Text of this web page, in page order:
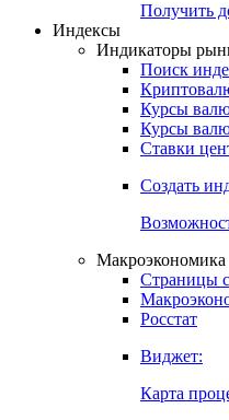
Получить
Индексы
Индикаторы
Поиск
Курсы
Курсы
Ставки
Создать
Макроэкономика
Страницы
Росстат
Виджет:
Карта